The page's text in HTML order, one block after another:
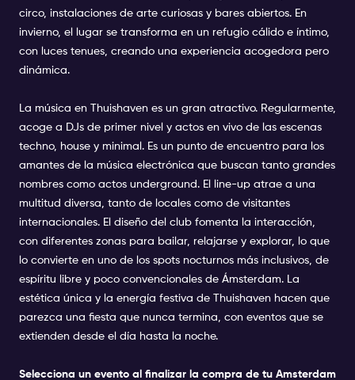
circo, instalaciones de arte curiosas y bares abiertos. En
invierno, el lugar se transforma en un refugio cálido e íntimo,
con luces tenues, creando una experiencia acogedora pero
dinámica.
La música en Thuishaven es un gran atractivo. Regularmente,
acoge a DJs de primer nivel y actos en vivo de las escenas
techno, house y minimal. Es un punto de encuentro para los
amantes de la música electrónica que buscan tanto grandes
nombres como actos underground. El line-up atrae a una
multitud diversa, tanto de locales como de visitantes
internacionales. El diseño del club fomenta la interacción,
con diferentes zonas para bailar, relajarse y explorar, lo que
lo convierte en uno de los spots nocturnos más inclusivos, de
espíritu libre y poco convencionales de Ámsterdam. La
estética única y la energía festiva de Thuishaven hacen que
parezca una fiesta que nunca termina, con eventos que se
extienden desde el día hasta la noche.
Selecciona un evento al finalizar la compra de tu Amsterdam